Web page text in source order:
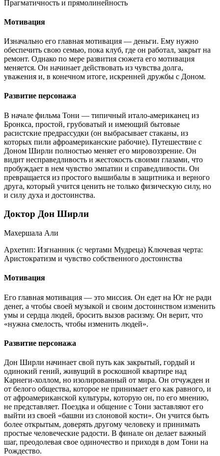
Прагматичность и прямолинейность
Мотивация
Изначально его главная мотивация — деньги. Ему нужно
обеспечить свою семью, пока клуб, где он работал, закрыт на
ремонт. Однако по мере развития сюжета его мотивация
меняется. Он начинает действовать из чувства долга,
уважения и, в конечном итоге, искренней дружбы с Доном.
Развитие персонажа
В начале фильма Тони — типичный итало-американец из
Бронкса, простой, грубоватый и имеющий бытовые
расистские предрассудки (он выбрасывает стаканы, из
которых пили афроамериканские рабочие). Путешествие с
Доном Ширли полностью меняет его мировоззрение. Он
видит несправедливость и жестокость своими глазами, что
пробуждает в нем чувство эмпатии и справедливости. Он
превращается из простого вышибалы в защитника и верного
друга, который учится ценить не только физическую силу, но
и силу духа и достоинства.
Доктор Дон Ширли
Махершала Али
Архетип: Изгнанник (с чертами Мудреца) Ключевая черта:
Аристократизм и чувство собственного достоинства
Мотивация
Его главная мотивация — это миссия. Он едет на Юг не ради
денег, а чтобы своей музыкой и своим достоинством изменить
умы и сердца людей, бросить вызов расизму. Он верит, что
«нужна смелость, чтобы изменить людей».
Развитие персонажа
Дон Ширли начинает свой путь как закрытый, гордый и
одинокий гений, живущий в роскошной квартире над
Карнеги-холлом, но изолированный от мира. Он отчужден и
от белого общества, которое не принимает его как равного, и
от афроамериканской культуры, которую он, по его мнению,
не представляет. Поездка и общение с Тони заставляют его
выйти из своей «башни из слоновой кости». Он учится быть
более открытым, доверять другому человеку и принимать
простые человеческие радости. В финале он делает важный
шаг, преодолевая свое одиночество и приходя в дом Тони на
Рождество.